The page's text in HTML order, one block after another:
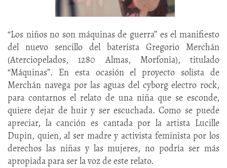
“Los niños no son máquinas de guerra” es el manifiesto
del nuevo sencillo del baterista Gregorio Merchán
(Aterciopelados, 1280 Almas, Morfonia), titulado
“Máquinas”. En esta ocasión el proyecto solista de
Merchán navega por las aguas del cyborg electro rock,
para contarnos el relato de una niña que se esconde,
quiere dejar de huir y ser escuchada. Como se puede
apreciar, la canción es cantada por la artista Lucille
Dupin, quien, al ser madre y activista feminista por los
derechos las niñas y las mujeres, no podría ser más
apropiada para ser la voz de este relato.